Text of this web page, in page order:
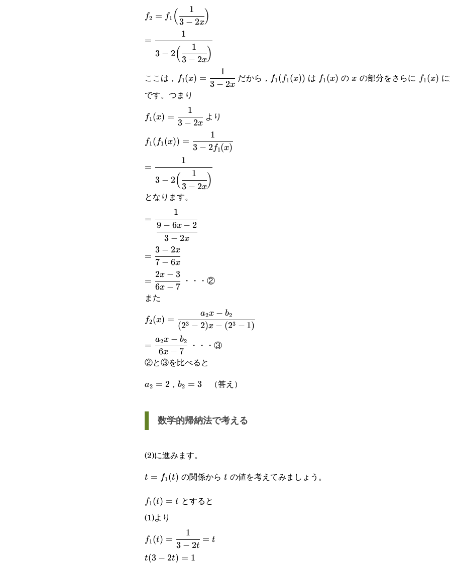
3}=\cfrac{1}
{3-2x}
f_2=f_1\Big(\cfrac{1}
{3-2x}\Big)
f2 = f1 (3 − 2x
1 )
=\cfrac{1}{3-
2\Big(\cfrac{1}
=
3 − 2(3 − 2x
1 )
1
ここは，
f_1(x)=\cfrac{1}
{3-2x}
f1 (x) =
3 − 2x
1
だから， f_1(f_1(x))
f1 ( f1 (x)) は f_1(x)
f1 (x) のx の部分をさらに f_1(x)
f1 (x)
です。つまり
f_1(x)=\cfrac{1}
f1 (x) =
3 − 2x
1
より
f_1(f_1(x))=\cfrac{1}
f1 ( f1 (x)) =
3 − 2 f1 (x)
1
=\cfrac{1}{3-
2\Big(\cfrac{1}
{3-2x}\Big)}
=
3 − 2( 3 − 2x
1 )
1
となります。
=\cfrac{1}
{\cfrac{9-
6x-2}{3-
2x}}
=
3 − 2x
9 − 6x − 2
1
=\cfrac{3-
2x}{7-6x}
=
7 − 6x
3 − 2x
=\cfrac{2x-
3}{6x-7}
=
6x − 7
2x − 3
・・・②
また
f_2(x)=\cfrac{a_2x-
b_2}{(2^3-2)x-(2^3-
1)}
f2(x) =
(23 − 2)x − (23 − 1)
a2x − b2
=\cfrac{a_2x-
b_2}{6x-7}
=
6x − 7
a2x − b2・・・③
②と③を比べると
a2 = 2 ， b_2=3
b2 = 3（答え）
数学的帰納法で考える
(2)に進みます。
t=f_1(t)
t = f1 (t) の関係から t の値を考えてみましょう。
f_1(t)=t
f1 (t) = t とすると
(1)より
f_1(t)=\cfrac{1}
{3-2t}=t
f1 (t) =
3 − 2t
1
= t
t(3-
t(3 − 2t) = 1